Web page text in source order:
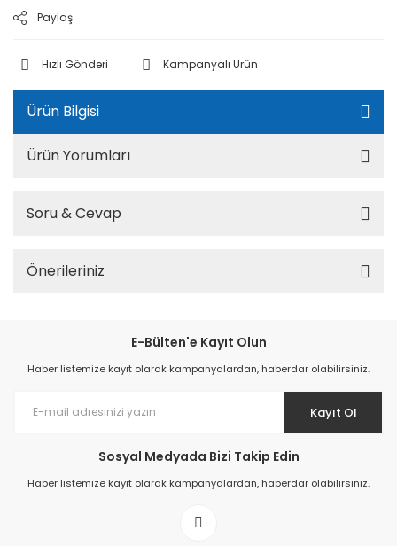
Paylaş
Hızlı Gönderi Kampanyalı Ürün
Ürün Bilgisi
Ürün Yorumları
Soru & Cevap
Önerileriniz
E-Bülten'e Kayıt Olun
Haber listemize kayıt olarak kampanyalardan, haberdar olabilirsiniz.
Kayıt Ol
Sosyal Medyada Bizi Takip Edin
Haber listemize kayıt olarak kampanyalardan, haberdar olabilirsiniz.